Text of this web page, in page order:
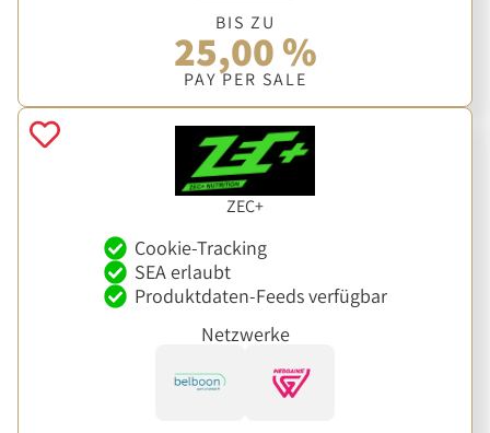
BIS ZU
25,00 %
PAY PER SALE
ZEC+
Cookie-Tracking
SEA erlaubt
Produktdaten-Feeds verfügbar
Netzwerke